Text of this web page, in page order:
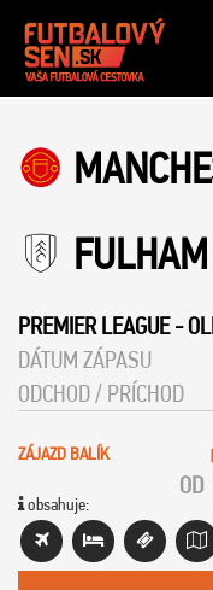
FULHAM
PREMIER LEAGUE-
DÁTUM ZÁPASU
ODCHOD / PRÍCHOD
ZÁJAZD BALÍK
obsahuje:
OD